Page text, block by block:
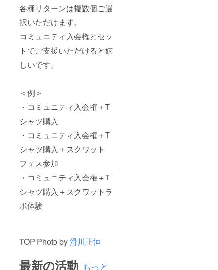
各種リターンは複数個ご選
択いただけます。
コミュニティ入会権とセッ
トでご支援いただけると嬉
しいです。
＜例＞
・コミュニティ入会権＋T
シャツ購入
・コミュニティ入会権＋T
シャツ購入＋スクワット
フェス参加
・コミュニティ入会権＋T
シャツ購入＋スクワットラ
ボ体験
TOP Photo by滑川正恒
最新の活動 もっと